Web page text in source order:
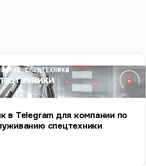
СПЕЦТЕХНИКИ
в Telegram для компании по
спецтехники